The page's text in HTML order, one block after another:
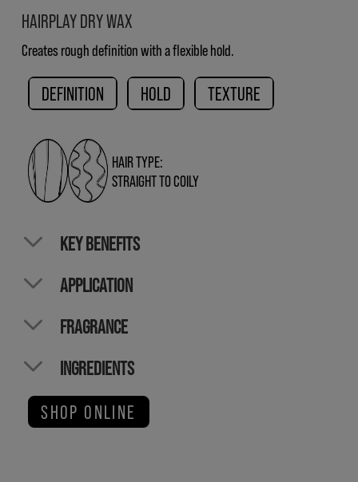
HAIRPLAY DRY WAX
Creates rough definition with a flexible hold.
DEFINITION HOLD TEXTURE
HAIR TYPE:
STRAIGHT TO COILY
KEY BENEFITS
APPLICATION
FRAGRANCE
INGREDIENTS
SHOP ONLINE